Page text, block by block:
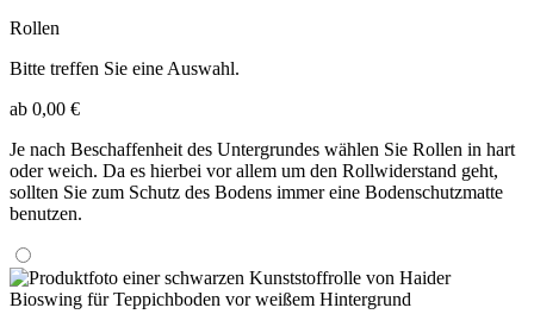
Rollen
Bitte treffen Sie eine Auswahl.
ab 0,00 €
Je nach Beschaffenheit des Untergrundes wählen Sie Rollen in hart
oder weich. Da es hierbei vor allem um den Rollwiderstand geht,
sollten Sie zum Schutz des Bodens immer eine Bodenschutzmatte
benutzen.